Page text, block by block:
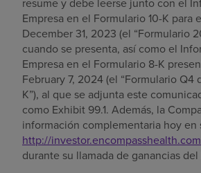
Empresa en el Formulario 10-K para
December 31, 2023 (el “Formulario
cuando se presenta, así como el
Empresa en el Formulario 8-K
February 7, 2024 (el “Formulario Q4
K”), al que se adjunta este
como Exhibit 99.1. Además, la
información complementaria hoy en
http://investor.encompasshealth.com
durante su llamada de ganancias